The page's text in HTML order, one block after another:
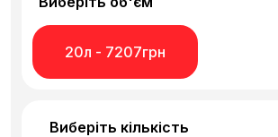
вмістом сульфуру (≤ 50 ppm).
20л - 7207грн
Виберіть кількість